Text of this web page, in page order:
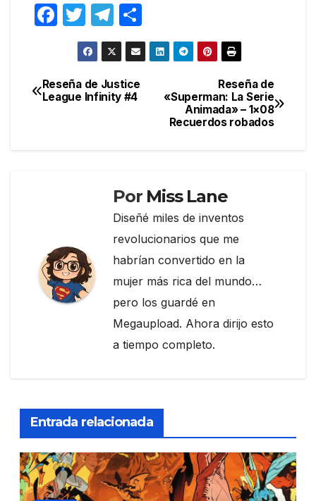
F
e
b
T
w
itt
er
T
el
e
gr
a
o
m
Navegación
Reseña de
«Superman: La Serie
Animada» – 1×08
Recuerdos robados
Reseña de Justice
League Infinity #4
Por Miss Lane
Diseñé miles de inventos
revolucionarios que me
habrían convertido en la
mujer más rica del mundo…
pero los guardé en
Megaupload. Ahora dirijo esto
a tiempo completo.
Entrada relacionada